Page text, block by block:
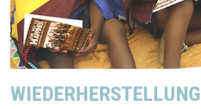
WIEDERHERSTELLUNG